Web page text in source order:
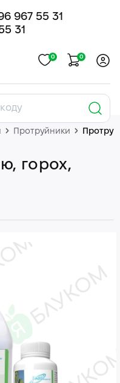
967 55 31
0 0
Протруйники
горох,